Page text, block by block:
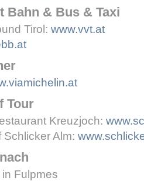
Bahn & Bus & Taxi
Tirol: www.vvt.at
Tour
Kreuzjoch:
Alm:
Fulpmes